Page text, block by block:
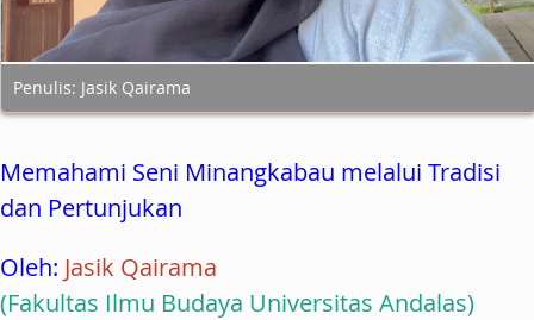
Penulis: Jasik Qairama
Memahami Seni Minangkabau melalui Tradisi
dan Pertunjukan
Oleh: Jasik Qairama
(Fakultas Ilmu Budaya Universitas Andalas)